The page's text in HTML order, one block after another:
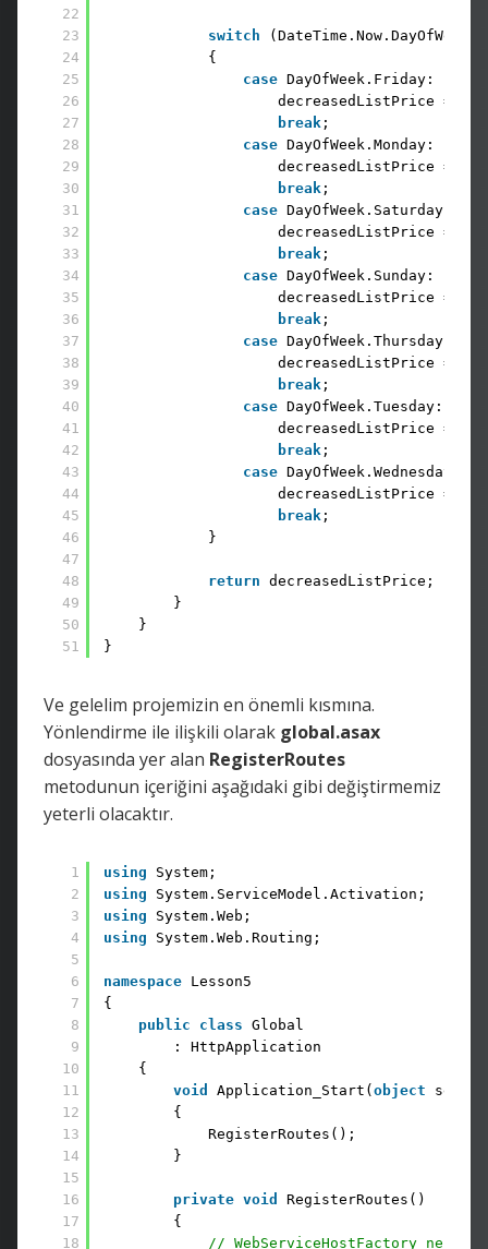
22
23
24
25
26
27
28
29
30
31
32
33
34
35
36
37
38
39
40
41
42
43
44
45
46
47
48
49
50
51
switch
(DateTime.Now.DayOfWeek)
{
case DayOfWeek.Friday:
decreasedListPrice =
break ;
case DayOfWeek.Monday:
decreasedListPrice =
break ;
case DayOfWeek.Saturday:
decreasedListPrice =
break ;
case DayOfWeek.Sunday:
decreasedListPrice =
break ;
case DayOfWeek.Thursday:
decreasedListPrice =
break ;
case DayOfWeek.Tuesday:
decreasedListPrice =
break ;
case DayOfWeek.Wednesday:
decreasedListPrice =
break ;
}
return decreasedListPrice;
}
}
}
Ve gelelim projemizin en önemli kısmına.
Yönlendirme ile ilişkili olarak global.asax
dosyasında yer alan RegisterRoutes
metodunun içeriğini aşağıdaki gibi değiştirmemiz
yeterli olacaktır.
1
2
3
4
5
6
7
8
9
10
11
12
13
14
15
16
17
18
using
System;
using
System.ServiceModel.Activation;
using
System.Web;
using
System.Web.Routing;
namespace Lesson5
{
public
class Global
: HttpApplication
{
void
Application_Start( object
{
RegisterRoutes();
}
private void
RegisterRoutes()
{
// WebServiceHostFactory